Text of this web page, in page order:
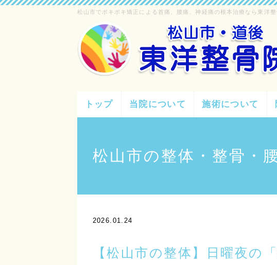
松山市でポキポキ矯正による首痛、腰痛、神経痛の根本治療なら東洋整
トップ 当院について 施術について
松山市の整体・整骨・
2026.01.24
【松山市の整体】日曜夜の